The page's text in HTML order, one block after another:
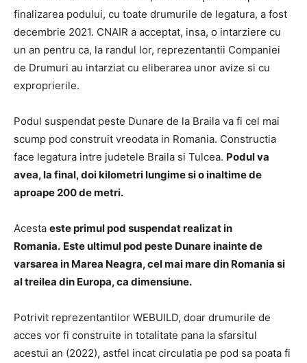
finalizarea podului, cu toate drumurile de legatura, a fost
decembrie 2021. CNAIR a acceptat, insa, o intarziere cu
un an pentru ca, la randul lor, reprezentantii Companiei
de Drumuri au intarziat cu eliberarea unor avize si cu
exproprierile.
Podul suspendat peste Dunare de la Braila va fi cel mai
scump pod construit vreodata in Romania. Constructia
face legatura intre judetele Braila si Tulcea. Podul va
avea, la final, doi kilometri lungime si o inaltime de
aproape 200 de metri.
Acesta este primul pod suspendat realizat in
Romania. Este ultimul pod peste Dunare inainte de
varsarea in Marea Neagra, cel mai mare din Romania si
al treilea din Europa, ca dimensiune.
Potrivit reprezentantilor WEBUILD, doar drumurile de
acces vor fi construite in totalitate pana la sfarsitul
acestui an (2022), astfel incat circulatia pe pod sa poata fi